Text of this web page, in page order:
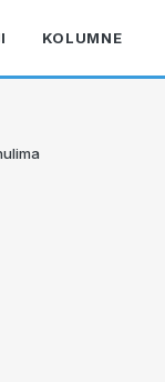
KOLUMNE